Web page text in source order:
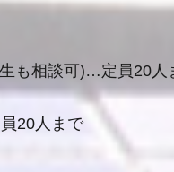
相談可)…定員20人
20人まで